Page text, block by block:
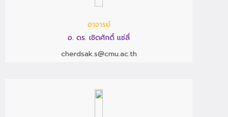
อาจารย์
อ. ดร. เชิดศักดิ์ แซ่ลี่
cherdsak.s@cmu.ac.th